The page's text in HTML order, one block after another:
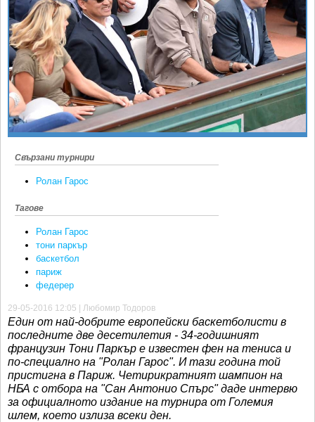
КЛУБОВЕ
БЛОГ
ВИДЕО
ЖЪЛТО
РАКЕТНИ
Спорт&Фитнес
Други
Любители
Свързани турнири
Ролан Гарос
Тагове
Ролан Гарос
тони паркър
баскетбол
париж
федерер
29-05-2016 12:05 | Любомир Тодоров
Един от най-добрите европейски баскетболисти в
последните две десетилетия - 34-годишният
французин Тони Паркър е известен фен на тениса и
по-специално на "Ролан Гарос". И тази година той
пристигна в Париж. Четирикратният шампион на
НБА с отбора на "Сан Антонио Спърс" даде интервю
за официалното издание на турнира от Големия
шлем, което излиза всеки ден.